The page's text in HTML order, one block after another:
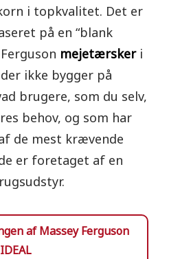
i topkvalitet. Det er
på en “blank
mejetærsker i
ikke bygger på
brugere, som du selv,
behov, og som har
de mest krævende
er foretaget af en
af Massey Ferguson
IDEAL